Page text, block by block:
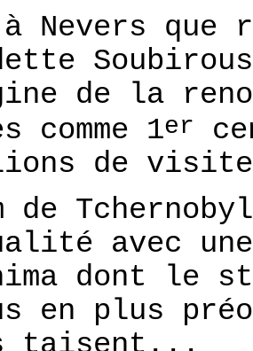
Nevers que
de la
comme 1er
de
de
avec
dont le
en plus